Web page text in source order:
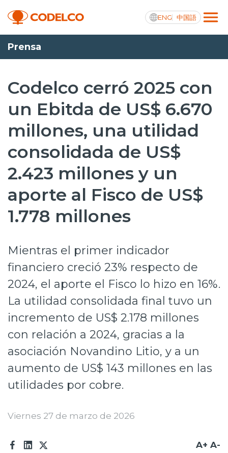
ENG 中国語
Transparencia activa
Nosotros
Operaciones
Proyectos
Sustentabilidad
Innovación
Inversionistas
Trabaja en Codelco
Transparencia activa
Canales de denuncia
Acceso trabajadores/as
Prensa
Codelco cerró 2025 con
un Ebitda de US$ 6.670
millones, una utilidad
consolidada de US$
2.423 millones y un
aporte al Fisco de US$
1.778 millones
Mientras el primer indicador
financiero creció 23% respecto de
2024, el aporte el Fisco lo hizo en 16%.
La utilidad consolidada final tuvo un
incremento de US$ 2.178 millones
con relación a 2024, gracias a la
asociación Novandino Litio, y a un
aumento de US$ 143 millones en las
utilidades por cobre.
Viernes 27 de marzo de 2026
A+ A-